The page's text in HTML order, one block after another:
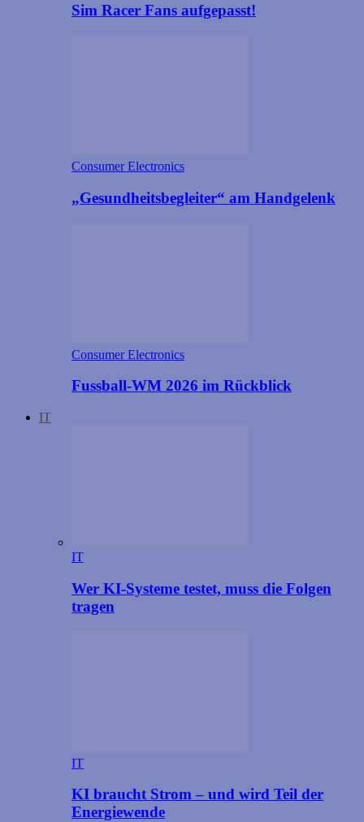
Sim Racer Fans aufgepasst!
Consumer Electronics
„Gesundheitsbegleiter“ am Handgelenk
Consumer Electronics
Fussball-WM 2026 im Rückblick
IT
IT
Wer KI-Systeme testet, muss die Folgen
tragen
IT
KI braucht Strom – und wird Teil der
Energiewende